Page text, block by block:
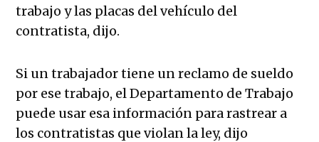
trabajo y las placas del vehículo del
contratista, dijo.
Si un trabajador tiene un reclamo de sueldo
por ese trabajo, el Departamento de Trabajo
puede usar esa información para rastrear a
los contratistas que violan la ley, dijo